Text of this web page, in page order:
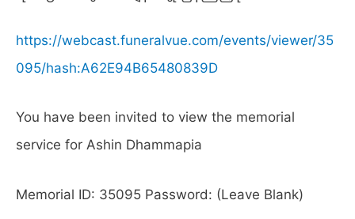
https://webcast.funeralvue.com/events/viewer/35
095/hash:A62E94B65480839D
You have been invited to view the memorial
service for Ashin Dhammapia
Memorial ID: 35095 Password: (Leave Blank)